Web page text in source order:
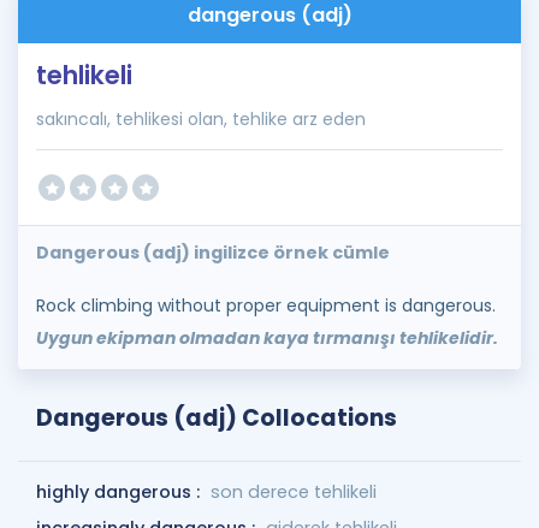
İngilizce Gramerdangerous (adj)
tehlikeli
sakıncalı, tehlikesi olan, tehlike arz eden
Dangerous (adj) ingilizce örnek cümle
Rock climbing without proper equipment is dangerous.
Uygun ekipman olmadan kaya tırmanışı tehlikelidir.
Dangerous (adj) Collocations
highly dangerous : son derece tehlikeli